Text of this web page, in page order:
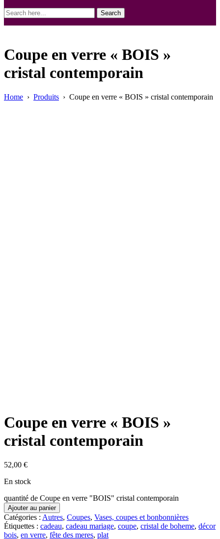
Search
Coupe en verre « BOIS »
cristal contemporain
Home › Produits › Coupe en verre « BOIS » cristal contemporain
Coupe en verre « BOIS »
cristal contemporain
52,00 €
En stock
quantité de Coupe en verre "BOIS" cristal contemporain
Ajouter au panier
Catégories : Autres, Coupes, Vases, coupes et bonbonnières
Étiquettes : cadeau, cadeau mariage, coupe, cristal de boheme, décor
bois, en verre, fête des meres, plat